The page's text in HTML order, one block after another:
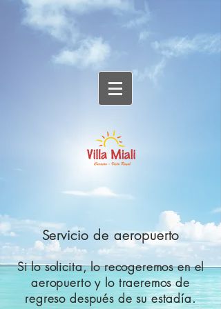
Servicio de aeropuerto
Si lo solicita, lo recogeremos en el
aeropuerto y lo traeremos de
regreso después de su estadía.